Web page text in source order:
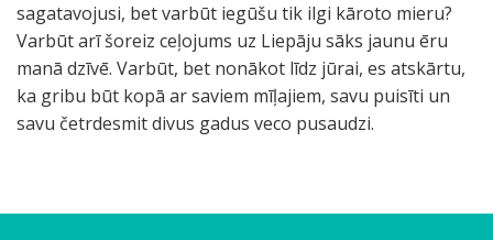
sagatavojusi, bet varbūt iegūšu tik ilgi kāroto mieru?
Varbūt arī šoreiz ceļojums uz Liepāju sāks jaunu ēru
manā dzīvē. Varbūt, bet nonākot līdz jūrai, es atskārtu,
ka gribu būt kopā ar saviem mīļajiem, savu puisīti un
savu četrdesmit divus gadus veco pusaudzi.